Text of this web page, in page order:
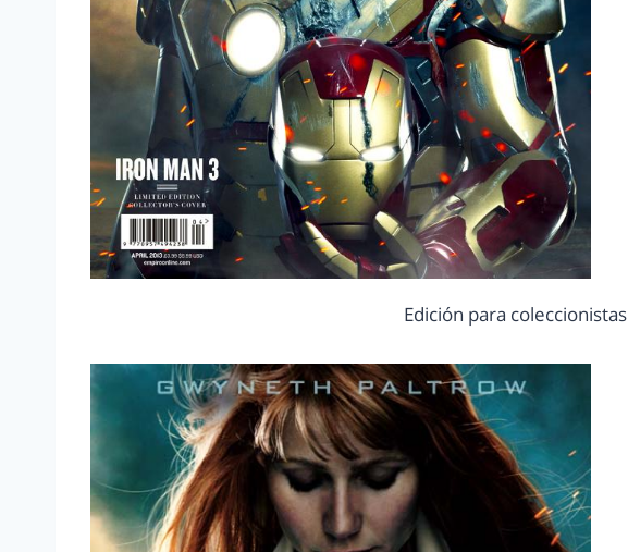
Edición para coleccionistas